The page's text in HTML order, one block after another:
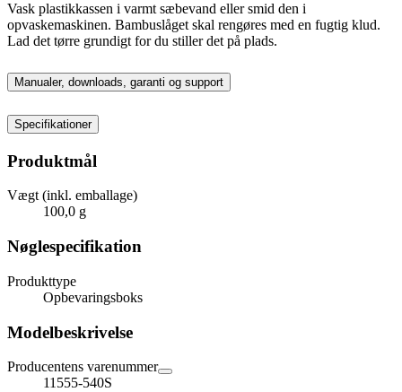
Vask plastikkassen i varmt sæbevand eller smid den i
opvaskemaskinen. Bambuslåget skal rengøres med en fugtig klud.
Lad det tørre grundigt for du stiller det på plads.
Manualer, downloads, garanti og support
Specifikationer
Produktmål
Vægt (inkl. emballage)
100,0 g
Nøglespecifikation
Produkttype
Opbevaringsboks
Modelbeskrivelse
Producentens varenummer
11555-540S